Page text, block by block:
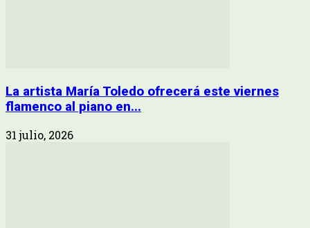
La artista María Toledo ofrecerá este viernes
flamenco al piano en...
31 julio, 2026